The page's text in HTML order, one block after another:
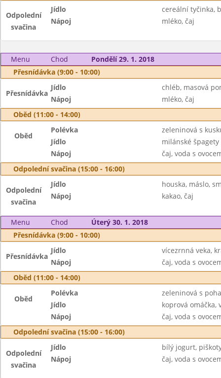
Odpolední
svačina
Jídlo
cereální tyčinka,
Nápoj
mléko, čaj
Menu Chod
Pondělí 29. 1. 2018
Přesnídávka (9:00 - 10:00)
Přesnídávka
Jídlo
chléb, masová
Nápoj
mléko, čaj
Oběd (11:00 - 14:00)
Oběd
Polévka
zeleninová s
Jídlo
milánské
Nápoj
čaj, voda s
Odpolední svačina (15:00 - 16:00)
Odpolední
svačina
Jídlo
houska, máslo,
Nápoj
kakao, čaj
Menu Chod
Úterý 30. 1. 2018
Přesnídávka (9:00 - 10:00)
Přesnídávka
Jídlo
vícezrnná veka,
Nápoj
čaj, voda s
Oběd (11:00 - 14:00)
Oběd
Polévka
zeleninová s
Jídlo
koprová omáčka,
Nápoj
čaj, voda s
Odpolední svačina (15:00 - 16:00)
Odpolední
svačina
Jídlo
bílý jogurt,
Nápoj
čaj, voda s